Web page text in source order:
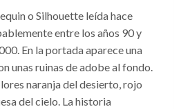
o Silhouette leída hace
entre los años 90 y
En la portada aparece una
unas ruinas de adobe al fondo.
naranja del desierto, rojo
del cielo. La historia